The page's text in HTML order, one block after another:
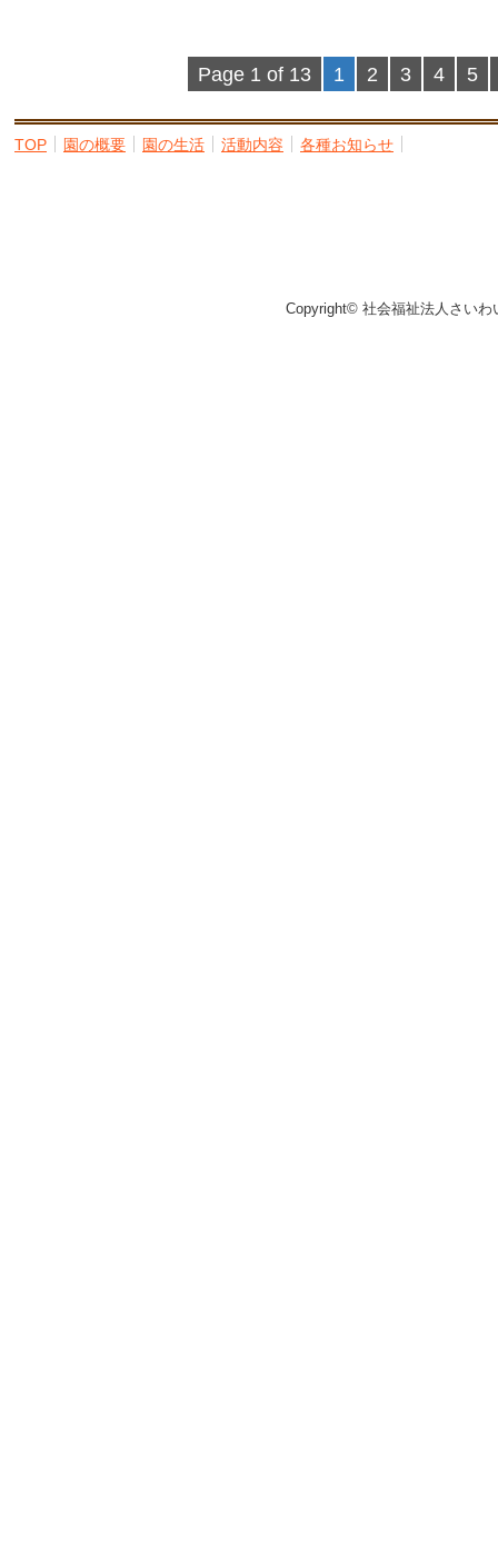
Page 1 of 13 1 2 3 4 5
TOP 園の概要 園の生活 活動内容 各種お知らせ
Copyright© 社会福祉法人さい